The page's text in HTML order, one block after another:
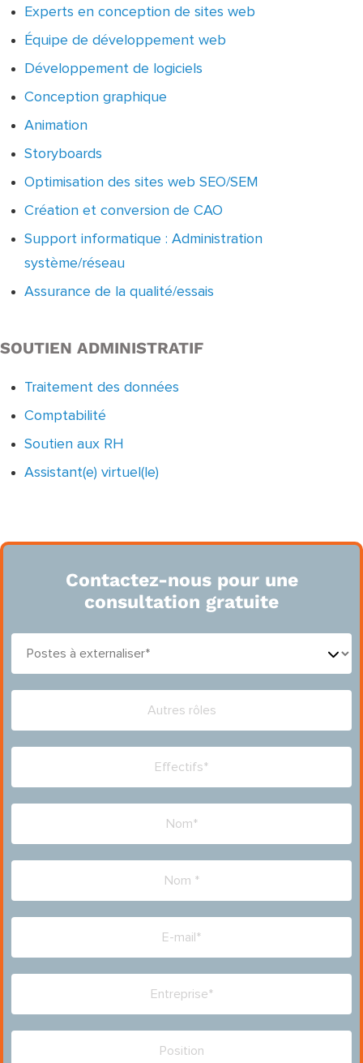
Experts en conception de sites web
Équipe de développement web
Développement de logiciels
Conception graphique
Animation
Storyboards
Optimisation des sites web SEO/SEM
Création et conversion de CAO
Support informatique : Administration
système/réseau
Assurance de la qualité/essais
SOUTIEN ADMINISTRATIF
Traitement des données
Comptabilité
Soutien aux RH
Assistant(e) virtuel(le)
Contactez-nous pour une
consultation gratuite